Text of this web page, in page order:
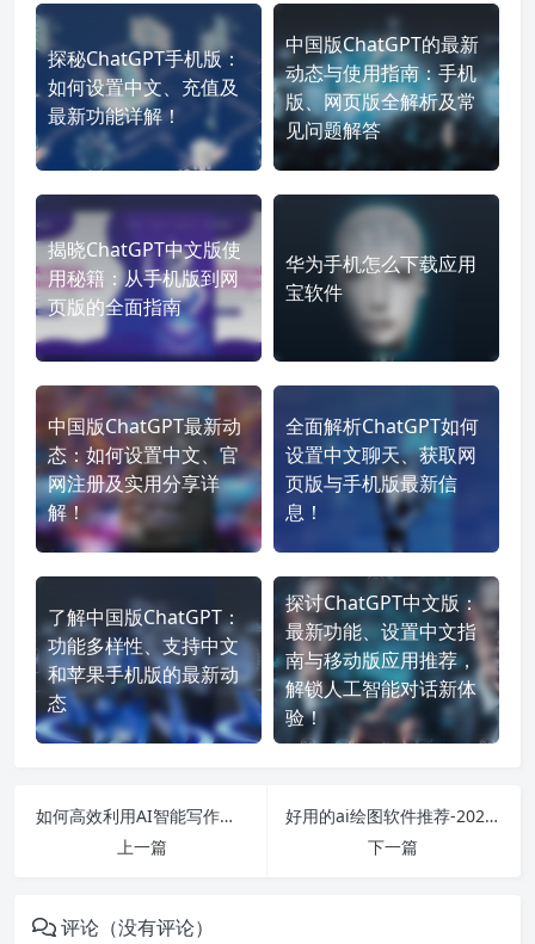
探秘ChatGPT手机版：
如何设置中文、充值及
最新功能详解！
中国版ChatGPT的最新
动态与使用指南：手机
版、网页版全解析及常
见问题解答
揭晓ChatGPT中文版使
用秘籍：从手机版到网
页版的全面指南
华为手机怎么下载应用
宝软件
中国版ChatGPT最新动
态：如何设置中文、官
网注册及实用分享详
解！
全面解析ChatGPT如何
设置中文聊天、获取网
页版与手机版最新信
息！
了解中国版ChatGPT：
功能多样性、支持中文
和苹果手机版的最新动
态
探讨ChatGPT中文版：
最新功能、设置中文指
南与移动版应用推荐，
解锁人工智能对话新体
验！
如何高效利用AI智能写作工具？- 探索AI智能写作机器人的使用技巧与下载指南！
上一篇
好用的ai绘图软件推荐-2023年值得一试的几款免费ai工具APP
下一篇
评论（没有评论）